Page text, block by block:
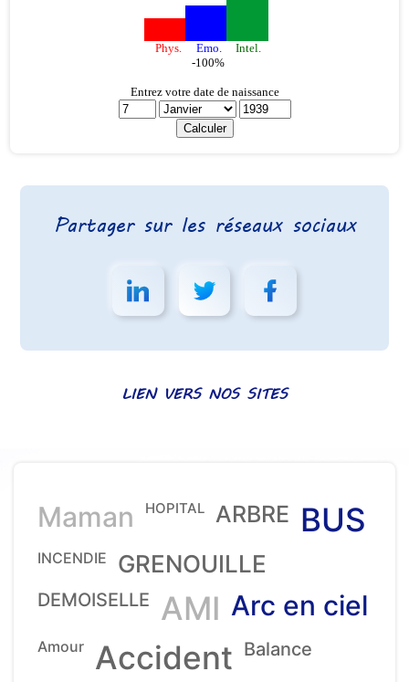
Partager sur les réseaux sociaux
LIEN VERS NOS SITES
Maman HOPITAL ARBRE BUS
INCENDIE GRENOUILLE
DEMOISELLE AMI Arc en ciel
Amour Accident Balance